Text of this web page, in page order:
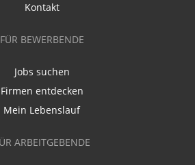
Kontakt
FÜR BEWERBENDE
Jobs suchen
Firmen entdecken
Mein Lebenslauf
ARBEITGEBENDE